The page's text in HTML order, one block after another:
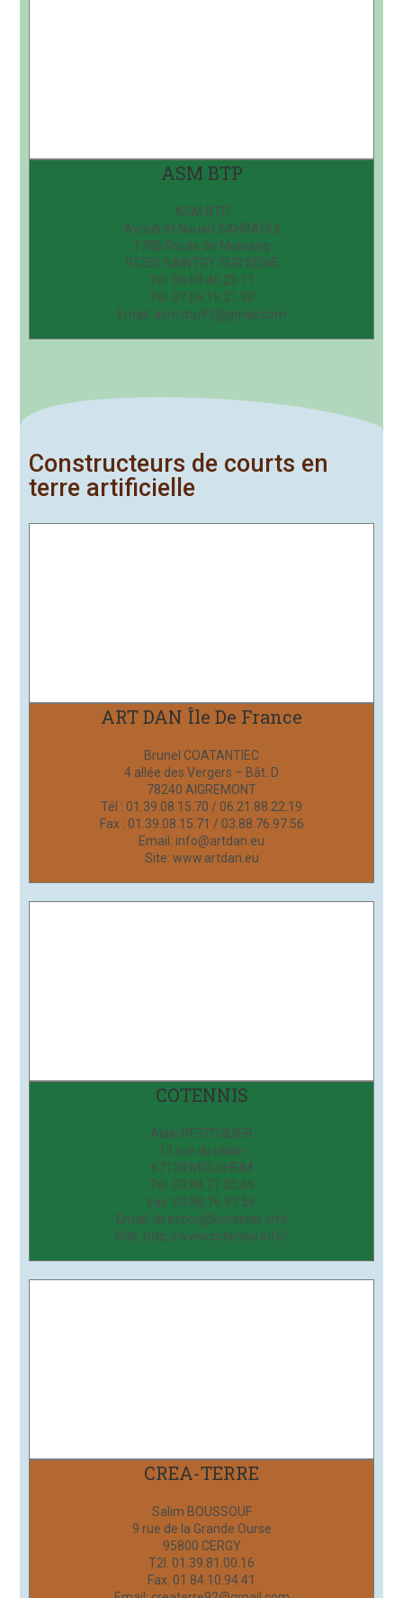
ASM BTP
ASM BTP
Ayoub et Nouari SAHRAOUI
170B Route de Morsang
91250 SAINTRY SUR SEINE
Tél: 06.69.46.29.11
Tél: 07.69.19.21.30
Email: asm.btp91@gmail.com
Constructeurs de courts en
terre artificielle
ART DAN Île De France
Brunel COATANTIEC
4 allée des Vergers – Bât. D
78240 AIGREMONT
Tél : 01.39.08.15.70 / 06.21.88.22.19
Fax : 01.39.08.15.71 / 03.88.76.97.56
Email: info@artdan.eu
Site: www.artdan.eu
COTENNIS
Alain PETITDIDIER
13 rue du raisin
67120 MOLSHEIM
Tél: 03.88.77.20.65
Fax: 03.88.76.97.56
Email: direction@cotennis.info
Site: http://www.cotennis.info/
CREA-TERRE
Salim BOUSSOUF
9 rue de la Grande Ourse
95800 CERGY
T2l. 01.39.81.00.16
Fax. 01.84.10.94.41